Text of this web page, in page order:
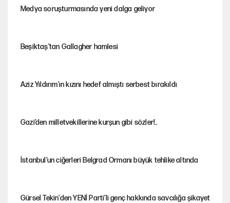
Medya soruşturmasında yeni dalga geliyor
Beşiktaş’tan Gallagher hamlesi
Aziz Yıldırım'ın kızını hedef almıştı serbest bırakıldı
Gazi’den milletvekillerine kurşun gibi sözler!..
İstanbul’un ciğerleri Belgrad Ormanı büyük tehlike altında
Gürsel Tekin'den YENİ Parti’li genç hakkında savcılığa şikayet